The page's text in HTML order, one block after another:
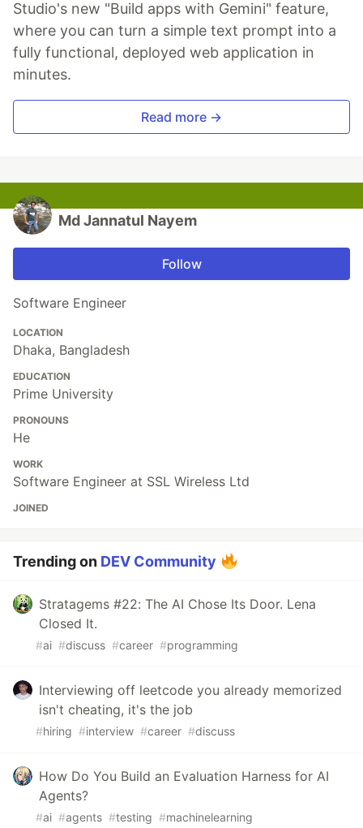
Studio's new "Build apps with Gemini" feature,
where you can turn a simple text prompt into a
fully functional, deployed web application in
minutes.
Read more →
Md Jannatul Nayem
Follow
Software Engineer
LOCATION
Dhaka, Bangladesh
EDUCATION
Prime University
PRONOUNS
He
WORK
Software Engineer at SSL Wireless Ltd
JOINED
Trending on DEV Community
Stratagems #22: The AI Chose Its Door. Lena
Closed It.
#ai #discuss #career #programming
Interviewing off leetcode you already memorized
isn't cheating, it's the job
#hiring #interview #career #discuss
How Do You Build an Evaluation Harness for AI
Agents?
#ai #agents #testing #machinelearning